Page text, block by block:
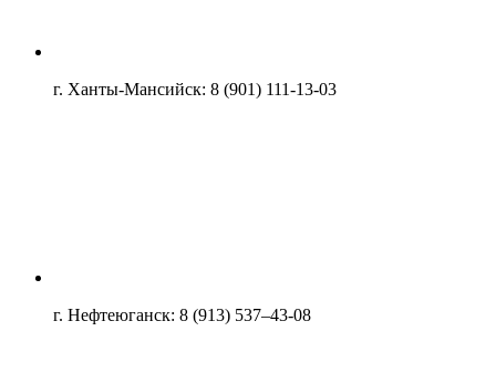
г. Ханты-Мансийск: 8 (901) 111-13-03
г. Нефтеюганск: 8 (913) 537–43-08